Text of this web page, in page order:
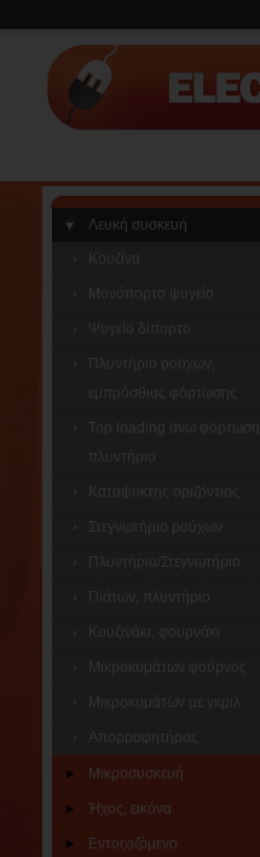
Λευκή συσκευή
Κουζίνα
Μονόπορτο ψυγείο
Ψυγείο δίπορτο
Πλυντήριο ρούχων,
εμπρόσθιας φόρτωσης
Top loading άνω φόρτωσης
πλυντήριο
Καταψύκτης οριζόντιος
Στεγνωτήριο ρούχων
Πλυντήριο/Στεγνωτήριο
Πιάτων, πλυντήριο
Κουζινάκι, φουρνάκι
Μικροκυμάτων φούρνος
Μικροκυμάτων με γκριλ
Απορροφητήρας
Μικροσυσκευή
Ήχος, εικόνα
Εντοιχιζόμενο